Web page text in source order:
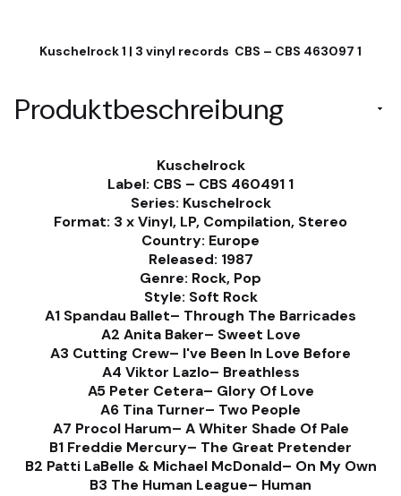
Kuschelrock 1 | 3 vinyl records CBS – CBS 463097 1
Produktbeschreibung
Kuschelrock
Label: CBS – CBS 460491 1
Series: Kuschelrock
Format: 3 x Vinyl, LP, Compilation, Stereo
Country: Europe
Released: 1987
Genre: Rock, Pop
Style: Soft Rock
A1 Spandau Ballet– Through The Barricades
A2 Anita Baker– Sweet Love
A3 Cutting Crew– I've Been In Love Before
A4 Viktor Lazlo– Breathless
A5 Peter Cetera– Glory Of Love
A6 Tina Turner– Two People
A7 Procol Harum– A Whiter Shade Of Pale
B1 Freddie Mercury– The Great Pretender
B2 Patti LaBelle & Michael McDonald– On My Own
B3 The Human League– Human